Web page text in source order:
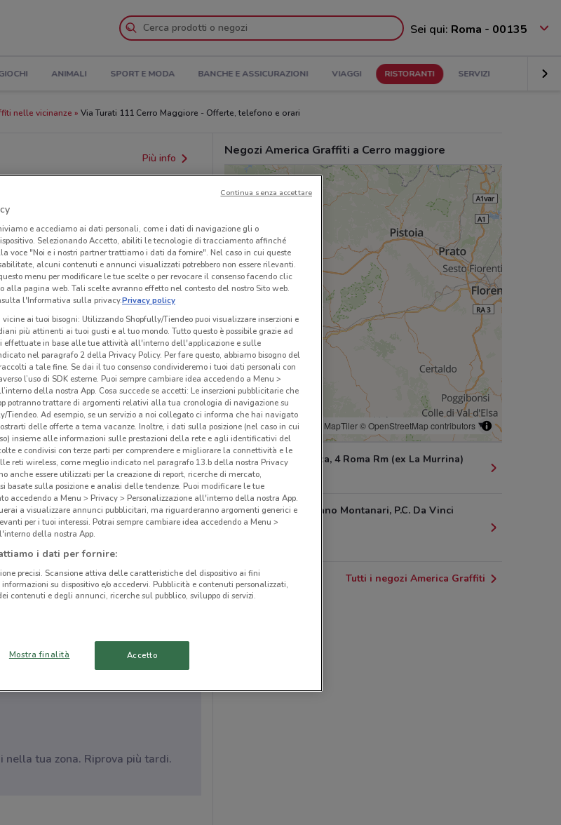
Sei qui: Roma - 00135
ANIMALI SPORT E MODA BANCHE E ASSICURAZIONI VIAGGI RISTORANTI SERVIZI
nelle vicinanze Via Turati 111 Cerro Maggiore - Offerte, telefono e orari
Più info
o nazionali. Verifica l’accuratezza
tua zona. Riprova più tardi.
Negozi America Graffiti a Cerro maggiore
© MapTiler© OpenStreetMap contributors
Via Acerenza, 4 Roma Rm (ex La Murrina)
Via Geminiano Montanari, P.C. Da Vinci
Fiumicino
Tutti i negozi America Graffiti
e accediamo ai dati personali, come i dati di navigazione gli o
Selezionando Accetto, abiliti le tecnologie di tracciamento affinché
voce "Noi e i nostri partner trattiamo i dati da fornire". Nel caso in cui queste
alcuni contenuti e annunci visualizzati potrebbero non essere rilevanti.
menu per modificare le tue scelte o per revocare il consenso facendo clic
pagina web. Tali scelte avranno effetto nel contesto del nostro Sito web.
l'Informativa sulla privacy.Privacy policy
ai tuoi bisogni: Utilizzando Shopfully/Tiendeo puoi visualizzare inserzioni e
più attinenti ai tuoi gusti e al tuo mondo. Tutto questo è possibile grazie ad
effettuate in base alle tue attività all'interno dell'applicazione e sulle
nel paragrafo 2 della Privacy Policy. Per fare questo, abbiamo bisogno del
a tale fine. Se dai il tuo consenso condivideremo i tuoi dati personali con
l’uso di SDK esterne. Puoi sempre cambiare idea accedendo a Menu >
della nostra App. Cosa succede se accetti: Le inserzioni pubblicitarie che
potranno trattare di argomenti relativi alla tua cronologia di navigazione su
Tiendeo. Ad esempio, se un servizio a noi collegato ci informa che hai navigato
delle offerte a tema vacanze. Inoltre, i dati sulla posizione (nel caso in cui
insieme alle informazioni sulle prestazioni della rete e agli identificativi del
e condivisi con terze parti per comprendere e migliorare la connettività e le
reti wireless, come meglio indicato nel paragrafo 13.b della nostra Privacy
anche essere utilizzati per la creazione di report, ricerche di mercato,
basate sulla posizione e analisi delle tendenze. Puoi modificare le tue
accedendo a Menu > Privacy > Personalizzazione all'interno della nostra App.
a visualizzare annunci pubblicitari, ma riguarderanno argomenti generici e
per i tuoi interessi. Potrai sempre cambiare idea accedendo a Menu >
della nostra App.
i dati per fornire:
precisi. Scansione attiva delle caratteristiche del dispositivo ai fini
su dispositivo e/o accedervi. Pubblicità e contenuti personalizzati,
contenuti e degli annunci, ricerche sul pubblico, sviluppo di servizi.
Mostra finalità Accetto
Continua senza accettare